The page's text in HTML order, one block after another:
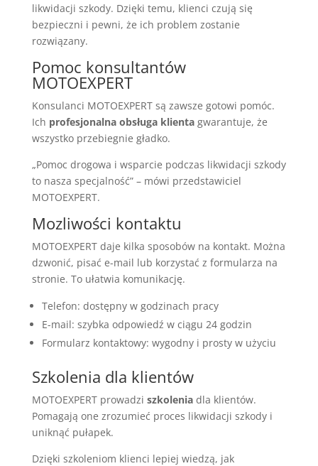
likwidacji szkody. Dzięki temu, klienci czują się
bezpieczni i pewni, że ich problem zostanie
rozwiązany.
Pomoc konsultantów
MOTOEXPERT
Konsulanci MOTOEXPERT są zawsze gotowi pomóc.
Ich profesjonalna obsługa klientagwarantuje, że
wszystko przebiegnie gładko.
„Pomoc drogowa i wsparcie podczas likwidacji szkody
to nasza specjalność” – mówi przedstawiciel
MOTOEXPERT.
Mozliwości kontaktu
MOTOEXPERT daje kilka sposobów na kontakt. Można
dzwonić, pisać e-mail lub korzystać z formularza na
stronie. To ułatwia komunikację.
Telefon: dostępny w godzinach pracy
E-mail: szybka odpowiedź w ciągu 24 godzin
Formularz kontaktowy: wygodny i prosty w użyciu
Szkolenia dla klientów
MOTOEXPERT prowadzi szkoleniadla klientów.
Pomagają one zrozumieć proces likwidacji szkody i
uniknąć pułapek.
Dzięki szkoleniom klienci lepiej wiedzą, jak